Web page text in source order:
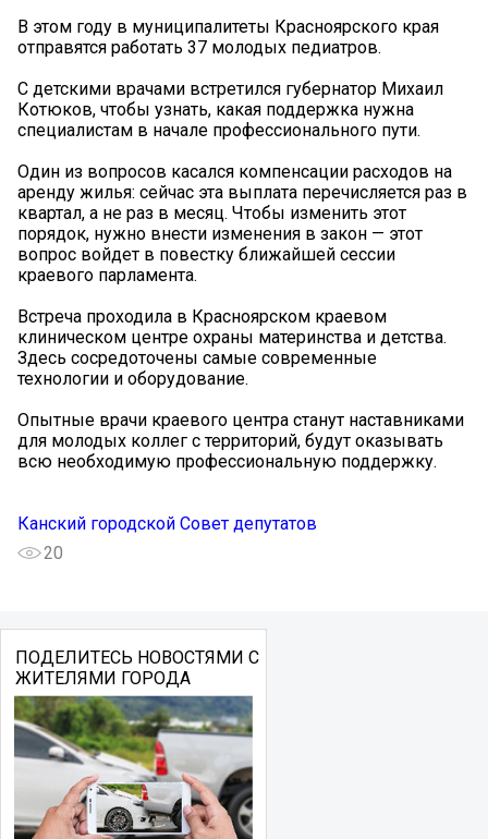
В этом году в муниципалитеты Красноярского края
отправятся работать 37 молодых педиатров.
С детскими врачами встретился губернатор Михаил
Котюков, чтобы узнать, какая поддержка нужна
специалистам в начале профессионального пути.
Один из вопросов касался компенсации расходов на
аренду жилья: сейчас эта выплата перечисляется раз в
квартал, а не раз в месяц. Чтобы изменить этот
порядок, нужно внести изменения в закон — этот
вопрос войдет в повестку ближайшей сессии
краевого парламента.
Встреча проходила в Красноярском краевом
клиническом центре охраны материнства и детства.
Здесь сосредоточены самые современные
технологии и оборудование.
Опытные врачи краевого центра станут наставниками
для молодых коллег с территорий, будут оказывать
всю необходимую профессиональную поддержку.
Канский городской Совет депутатов
20
ПОДЕЛИТЕСЬ НОВОСТЯМИ С
ЖИТЕЛЯМИ ГОРОДА